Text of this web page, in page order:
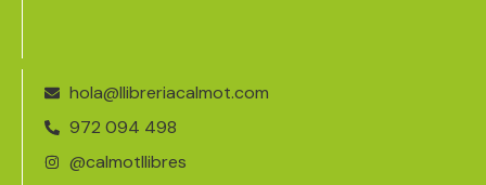
hola@llibreriacalmot.com
972 094 498
@calmotllibres